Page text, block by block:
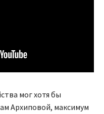
мог хотя бы
Архиповой, максимум